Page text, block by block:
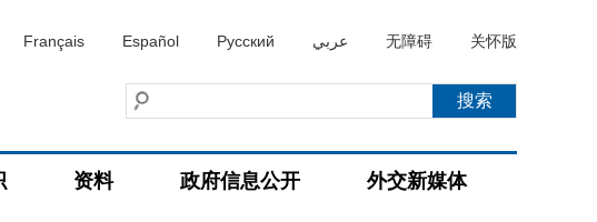
Français Español Русский عربي 无障碍 关怀版
资料 政府信息公开 外交新媒体